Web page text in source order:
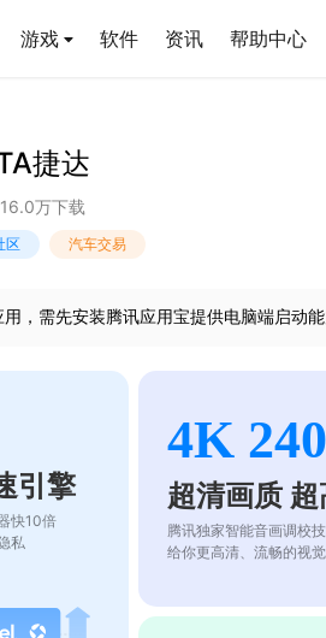
游戏 软件 资讯 帮助中心
捷达
16.0万下载
区 汽车交易
用，需先安装腾讯应用宝提供电脑端启动
引擎
快10倍
私
4K
超清画质
腾讯独家智能音画调校
给你更高清、流畅的视